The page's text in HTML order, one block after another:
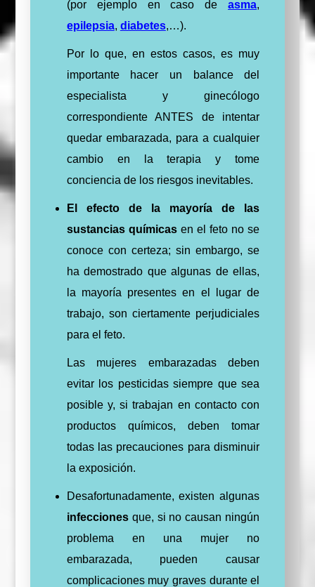
(por ejemplo en caso deasma,
epilepsia, diabetes,…).
Por lo que, en estos casos, es muy
importante hacer un balance del
especialista y ginecólogo
correspondiente ANTES de intentar
quedar embarazada, para a cualquier
cambio en la terapia y tome
conciencia de los riesgos inevitables.
El efecto de la mayoría de las
sustancias químicasen el feto no se
conoce con certeza; sin embargo, se
ha demostrado que algunas de ellas,
la mayoría presentes en el lugar de
trabajo, son ciertamente perjudiciales
para el feto.
Las mujeres embarazadas deben
evitar los pesticidas siempre que sea
posible y, si trabajan en contacto con
productos químicos, deben tomar
todas las precauciones para disminuir
la exposición.
Desafortunadamente, existen algunas
infeccionesque, si no causan ningún
problema en una mujer no
embarazada, pueden causar
complicaciones muy graves durante el